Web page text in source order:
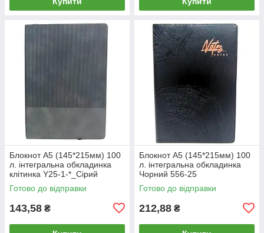
Блокнот А5 (145*215мм) 100
л. інтегральна обкладинка
клітинка Y25-1-*_Сірий
Готово до відправки
143,58 ₴
Блокнот А5 (145*215мм) 100
л. інтегральна обкладинка
Чорний 556-25
Готово до відправки
212,88 ₴